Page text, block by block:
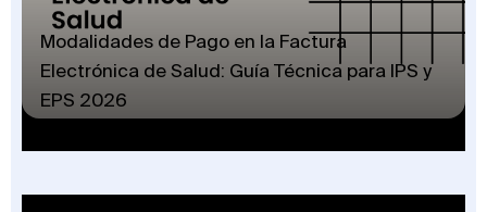
Modalidades de Pago en la Factura
Electrónica de Salud: Guía Técnica para IPS y
EPS 2026